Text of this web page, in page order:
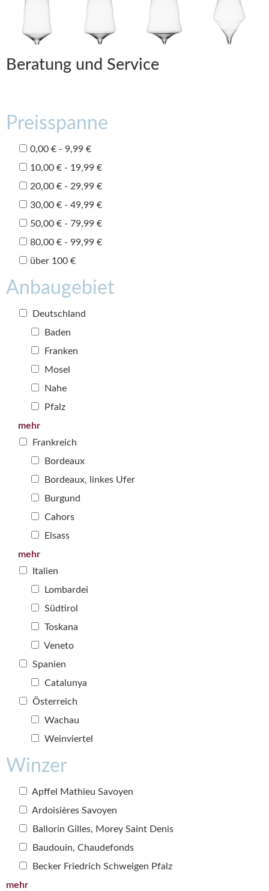
Beratung und Service
Preisspanne
0,00 € - 9,99 €
10,00 € - 19,99 €
20,00 € - 29,99 €
30,00 € - 49,99 €
50,00 € - 79,99 €
80,00 € - 99,99 €
über 100 €
Anbaugebiet
Deutschland
Baden
Franken
Mosel
Nahe
Pfalz
mehr
Frankreich
Bordeaux
Bordeaux, linkes Ufer
Burgund
Cahors
Elsass
mehr
Italien
Lombardei
Südtirol
Toskana
Veneto
Spanien
Catalunya
Österreich
Wachau
Weinviertel
Winzer
Apffel Mathieu Savoyen
Ardoisières Savoyen
Ballorin Gilles, Morey Saint Denis
Baudouin, Chaudefonds
Becker Friedrich Schweigen Pfalz
mehr